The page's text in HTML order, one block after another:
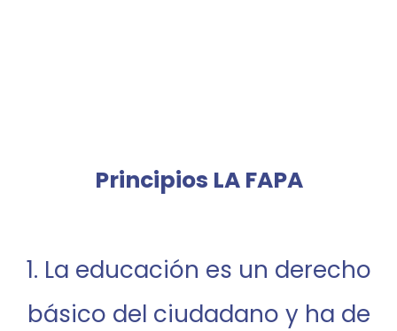
Principios LA FAPA
1. La educación es un derecho
básico del ciudadano y ha de